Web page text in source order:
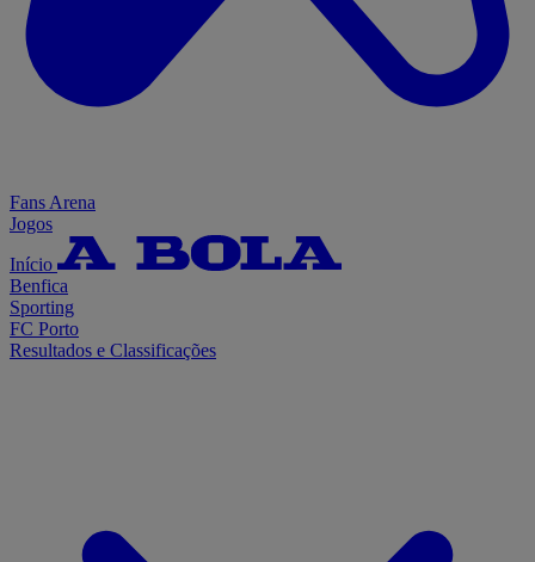
Fans Arena
Jogos
Início
Benfica
Sporting
FC Porto
Resultados e Classificações